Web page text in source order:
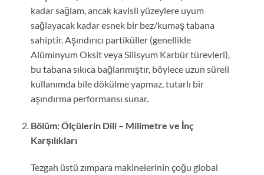
kadar sağlam, ancak kavisli yüzeylere uyum
sağlayacak kadar esnek bir bez/kumaş tabana
sahiptir. Aşındırıcı partiküller (genellikle
Alüminyum Oksit veya Silisyum Karbür türevleri),
bu tabana sıkıca bağlanmıştır, böylece uzun süreli
kullanımda bile dökülme yapmaz, tutarlı bir
aşındırma performansı sunar.
Bölüm: Ölçülerin Dili – Milimetre ve İnç
Karşılıkları
Tezgah üstü zımpara makinelerinin çoğu global